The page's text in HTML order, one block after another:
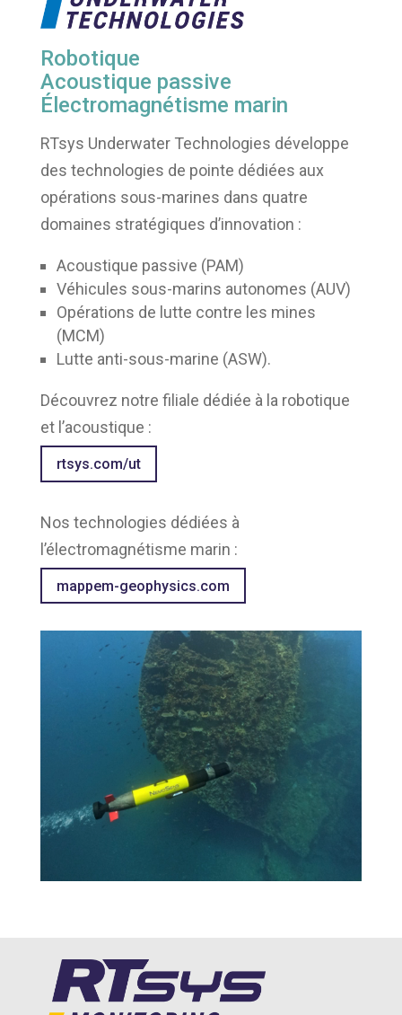
Robotique
Acoustique passive
Électromagnétisme marin
RTsys Underwater Technologies développe
des technologies de pointe dédiées aux
opérations sous-marines dans quatre
domaines stratégiques d’innovation :
Acoustique passive (PAM)
Véhicules sous-marins autonomes (AUV)
Opérations de lutte contre les mines
(MCM)
Lutte anti-sous-marine (ASW).
Découvrez notre filiale dédiée à la robotique
et l’acoustique :
rtsys.com/ut
Nos technologies dédiées à
l’électromagnétisme marin :
mappem-geophysics.com